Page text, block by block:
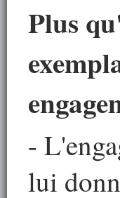
Plus
-
lui